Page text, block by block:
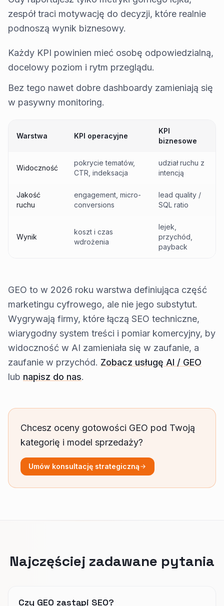
zespół traci motywację do decyzji, które realnie
podnoszą wynik biznesowy.
Każdy KPI powinien mieć osobę odpowiedzialną,
docelowy poziom i rytm przeglądu.
Bez tego nawet dobre dashboardy zamieniają się
w pasywny monitoring.
Warstwa KPI operacyjne
KPI
biznesowe
Widoczność
pokrycie tematów,
CTR, indeksacja
udział ruchu z
intencją
Jakość
ruchu
engagement, micro-
conversions
lead quality /
SQL ratio
Wynik
koszt i czas
wdrożenia
lejek,
przychód,
payback
GEO to w 2026 roku warstwa definiująca część
marketingu cyfrowego, ale nie jego substytut.
Wygrywają firmy, które łączą SEO techniczne,
wiarygodny system treści i pomiar komercyjny, by
widoczność w AI zamieniała się w zaufanie, a
zaufanie w przychód. Zobacz usługę AI / GEO
lub napisz do nas.
Chcesz oceny gotowości GEO pod Twoją
kategorię i model sprzedaży?
Umów konsultację strategiczną
Najczęściej zadawane pytania
Czy GEO zastąpi SEO?